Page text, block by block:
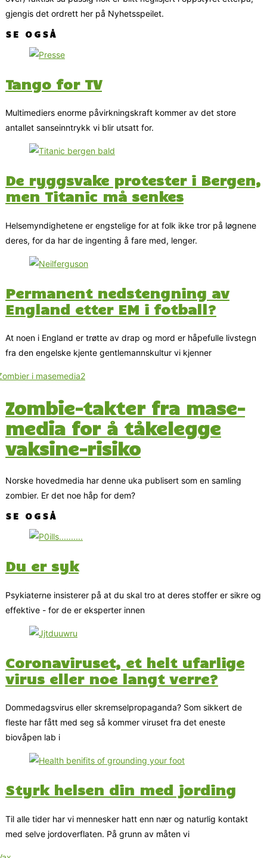
gjengis det ordrett her på Nyhetsspeilet.
SE OGSÅ
Tango for TV
Multimediers enorme påvirkningskraft kommer av det store
antallet sanseinntrykk vi blir utsatt for.
De ryggsvake protester i Bergen,
men Titanic må senkes
Helsemyndighetene er engstelige for at folk ikke tror på løgnene
deres, for da har de ingenting å fare med, lenger.
Permanent nedstengning av
England etter EM i fotball?
At noen i England er trøtte av drap og mord er håpefulle livstegn
fra den engelske kjente gentlemannskultur vi kjenner
Zombie-takter fra mase-
media for å tåkelegge
vaksine-risiko
Norske hovedmedia har denne uka publisert som en samling
zombier. Er det noe håp for dem?
SE OGSÅ
Du er syk
Psykiaterne insisterer på at du skal tro at deres stoffer er sikre og
effektive - for de er eksperter innen
Coronaviruset, et helt ufarlige
virus eller noe langt verre?
Dommedagsvirus eller skremselpropaganda? Som sikkert de
fleste har fått med seg så kommer viruset fra det eneste
biovåpen lab i
Styrk helsen din med jording
Til alle tider har vi mennesker hatt enn nær og naturlig kontakt
med selve jordoverflaten. På grunn av måten vi